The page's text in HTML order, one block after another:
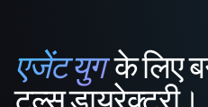
That AI Collection
एजेंट युगके लिए